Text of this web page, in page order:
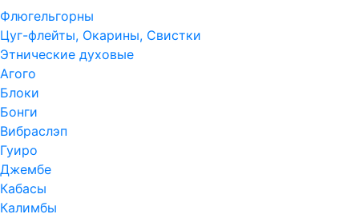
Флюгельгорны
Цуг-флейты, Окарины, Свистки
Этнические духовые
Агого
Блоки
Бонги
Вибраслэп
Гуиро
Джембе
Кабасы
Калимбы